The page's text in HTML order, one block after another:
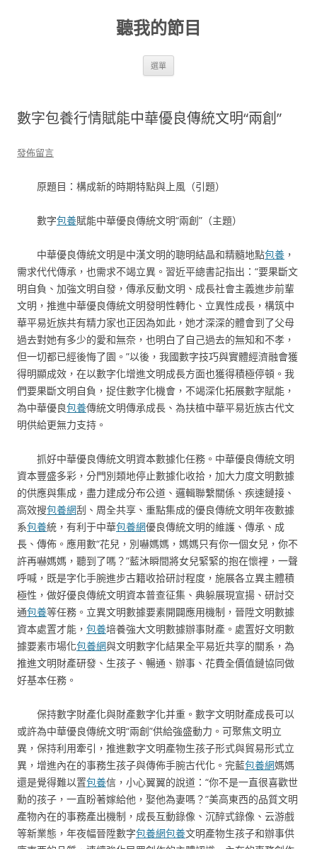
聽我的節目
選單
數字包養行情賦能中華優良傳統文明“兩創”
發佈留言
原題目：構成新的時期特點與上風（引題）
數字包養賦能中華優良傳統文明“兩創”（主題）
中華優良傳統文明是中漢文明的聰明結晶和精髓地點包養 ，
需求代代傳承，也需求不竭立異。習近平總書記指出：“要果斷文
明自負、加強文明自發，傳承反動文明、成長社會主義進步前輩
文明，推進中華優良傳統文明發明性轉化、立異性成長，構筑中
華平易近族共有精力家也正因為如此，她才深深的體會到了父母
過去對她有多少的愛和無奈，也明白了自己過去的無知和不孝，
但一切都已經後悔了園。”以後，我國數字技巧與實體經濟融會獲
得明顯成效，在以數字化增進文明成長方面也獲得積極停頓。我
們要果斷文明自負，捉住數字化機會，不竭深化拓展數字賦能，
為中華優良包養傳統文明傳承成長、為扶植中華平易近族古代文
明供給更無力支持。
抓好中華優良傳統文明資本數據化任務。中華優良傳統文明
資本豐盛多彩，分門別類地停止數據化收拾，加大力度文明數據
的供應與集成，盡力建成分布公道、邏輯聯繫關係、疾速鏈接、
高效搜包養網刮、周全共享、重點集成的優良傳統文明年夜數據
系包養統，有利于中華包養網優良傳統文明的維護、傳承、成
長、傳佈。應用數“花兒，別嚇媽媽，媽媽只有你一個女兒，你不
許再嚇媽媽，聽到了嗎？”藍沐瞬間將女兒緊緊的抱在懷裡，一聲
呼喊，既是字化手腕進步古籍收拾研討程度，施展各立異主體積
極性，做好優良傳統文明資本普查征集、典躲展現宣揚、研討交
通包養等任務。立異文明數據要素開闢應用機制，晉陞文明數據
資本處置才能， 包養培養強大文明數據辦事財產。處置好文明數
據要素市場化包養網與文明數字化結果全平易近共享的關系，為
推進文明財產研發、生孩子、暢通、辦事、花費全價值鏈協同做
好基本任務。
保持數字財產化與財產數字化并重。數字文明財產成長可以
或許為中華優良傳統文明“兩創”供給強盛動力。可聚焦文明立
異，保持利用牽引，推進數字文明產物生孩子形式與貿易形式立
異，增進內在的事務生孩子與傳佈手腕古代化。完藍包養網媽媽
還是覺得難以置包養信，小心翼翼的說道：“你不是一直很喜歡世
勳的孩子，一直盼著嫁給他，娶他為妻嗎？”美高東西的品質文明
產物內在的事務產出機制，成長互動錄像、沉醉式錄像、云游戲
等新業態，年夜幅晉陞數字包養網包養文明產物生孩子和辦事供